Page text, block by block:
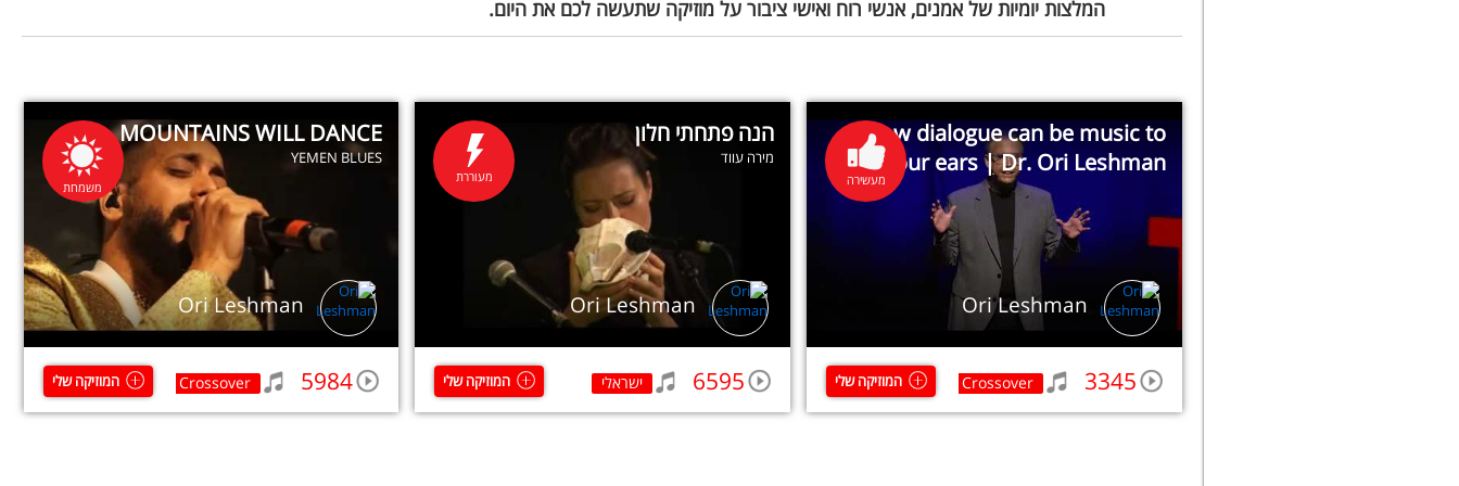
המלצות יומיות של אמנים, אנשי רוח ואישי ציבור על מוזיקה שתעשה לכם את היום.
How dialogue can be music to
your ears | Dr. Ori Leshman
מעשירה
Ori Leshman
3345
Crossover המוזיקה שלי
הנה פתחתי חלון
מירה עווד
מעוררת
Ori Leshman
6595 ישראלי המוזיקה שלי
MOUNTAINS WILL DANCE
YEMEN BLUES
משמחת
Ori Leshman
5984
Crossover המוזיקה שלי